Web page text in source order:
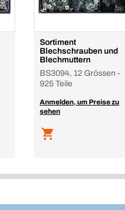
Sortiment
Blechschrauben und
Blechmuttern
BS3094, 12 Grössen -
925 Teile
Anmelden, um Preise zu
sehen